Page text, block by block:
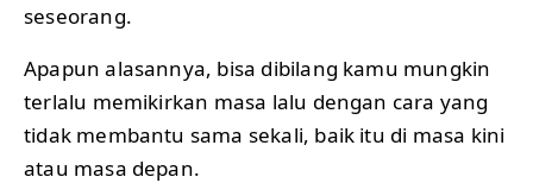
seseorang.
Apapun alasannya, bisa dibilang kamu mungkin
terlalu memikirkan masa lalu dengan cara yang
tidak membantu sama sekali, baik itu di masa kini
atau masa depan.